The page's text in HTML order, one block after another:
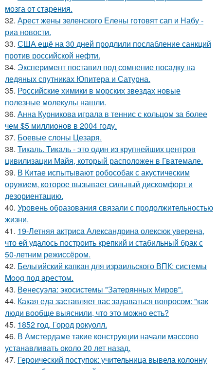
мозга от старения.
32. Арест жены зеленского Елены готовят сап и Набу -
риа новости.
33. США ещё на 30 дней продлили послабление санкций
против российской нефти.
34. Эксперимент поставил под сомнение посадку на
ледяных спутниках Юпитера и Сатурна.
35. Российские химики в морских звездах новые
полезные молекулы нашли.
36. Анна Курникова играла в теннис с кольцом за более
чем $5 миллионов в 2004 году.
37. Боевые слоны Цезаря.
38. Тикаль. Тикаль - это один из крупнейших центров
цивилизации Майя, который расположен в Гватемале.
39. В Китае испытывают робособак с акустическим
оружием, которое вызывает сильный дискомфорт и
дезориентацию.
40. Уровень образования связали с продолжительностью
жизни.
41. 19-Летняя актриса Александрина олексюк уверена,
что ей удалось построить крепкий и стабильный брак с
50-летним режиссёром.
42. Бельгийский капкан для израильского ВПК: системы
Moog под арестом.
43. Венесуэла: экосистемы "Затерянных Миров".
44. Какая еда заставляет вас задаваться вопросом: "как
люди вообще выяснили, что это можно есть?
45. 1852 год. Город рокуолл.
46. В Амстердаме такие конструкции начали массово
устанавливать около 20 лет назад.
47. Героический поступок: учительница вывела колонну